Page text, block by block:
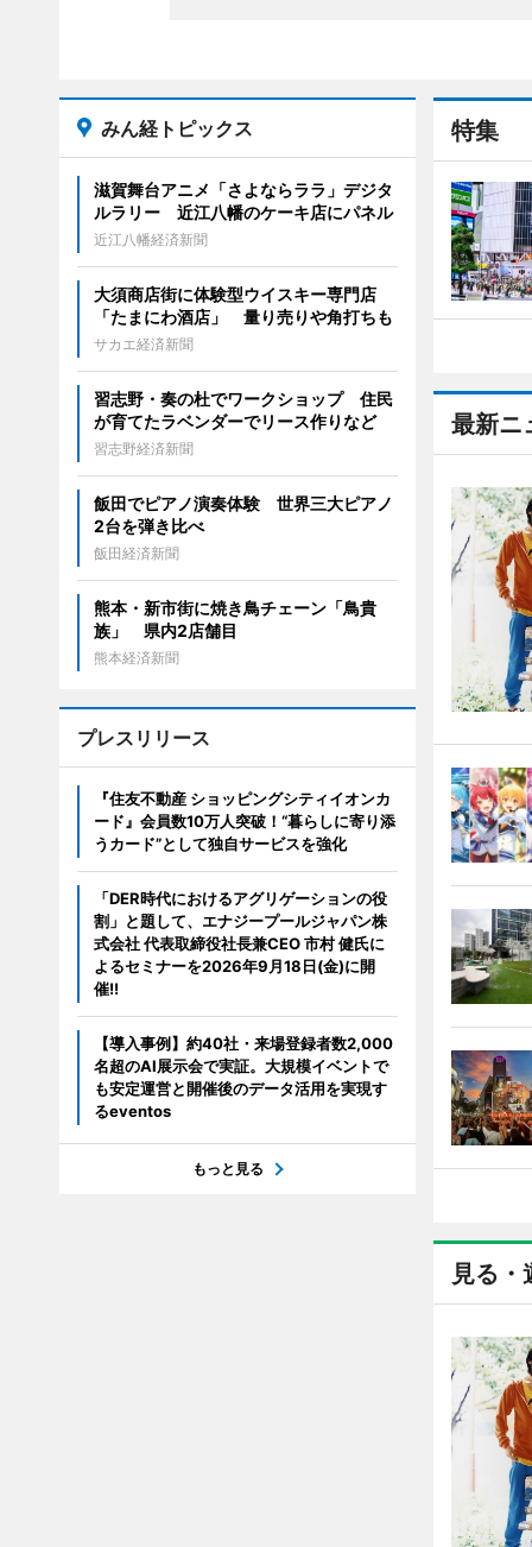
特集
最新ニ
見る・
みん経トピックス
滋賀舞台アニメ「さよならララ」デジタ
ルラリー 近江八幡のケーキ店にパネル
近江八幡経済新聞
大須商店街に体験型ウイスキー専門店
「たまにわ酒店」 量り売りや角打ちも
サカエ経済新聞
習志野・奏の杜でワークショップ 住民
が育てたラベンダーでリース作りなど
習志野経済新聞
飯田でピアノ演奏体験 世界三大ピアノ
2台を弾き比べ
飯田経済新聞
熊本・新市街に焼き鳥チェーン「鳥貴
族」 県内2店舗目
熊本経済新聞
プレスリリース
『住友不動産 ショッピングシティイオンカ
ード』会員数10万人突破！“暮らしに寄り添
うカード”として独自サービスを強化
「DER時代におけるアグリゲーションの役
割」と題して、エナジープールジャパン株
式会社 代表取締役社長兼CEO 市村 健氏に
よるセミナーを2026年9月18日(金)に開
催!!
【導入事例】約40社・来場登録者数2,000
名超のAI展示会で実証。大規模イベントで
も安定運営と開催後のデータ活用を実現す
るeventos
もっと見る